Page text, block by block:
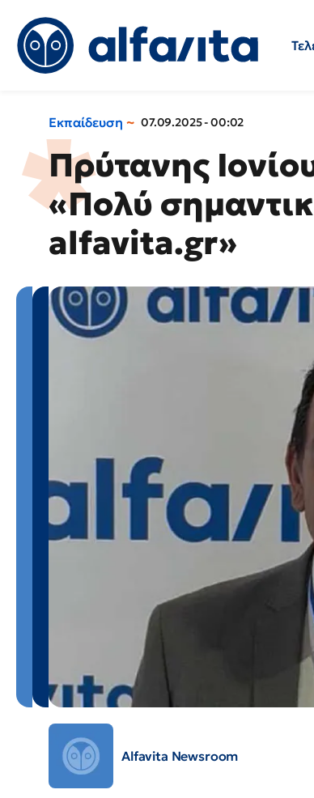
Εκπαίδευση 07.09.2025 - 00:02
Πρύτανης
«Πολύ
alfavita.gr»
Alfavita Newsroom